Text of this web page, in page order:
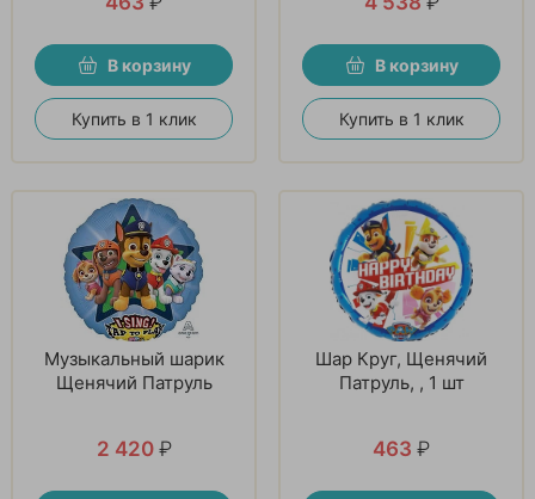
В корзину
Купить в 1 клик
В корзину
Купить в 1 клик
Музыкальный шарик
Щенячий Патруль
2 420 ₽
Шар Круг, Щенячий
Патруль, , 1 шт
463 ₽